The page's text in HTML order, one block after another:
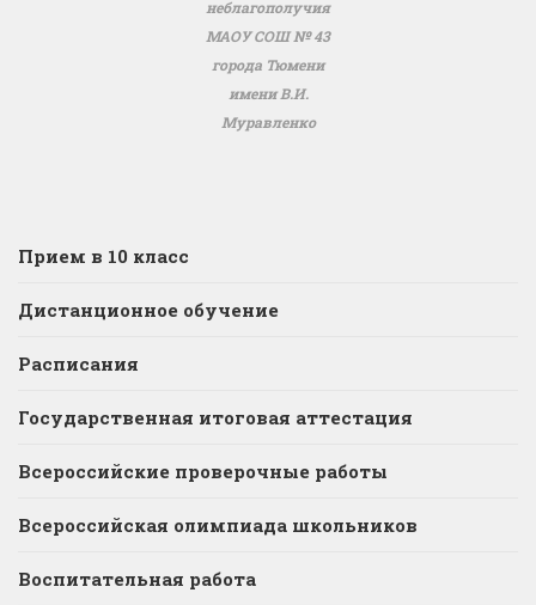
неблагополучия
МАОУ СОШ № 43
города Тюмени
имени В.И.
Муравленко
Прием в 10 класс
Дистанционное обучение
Расписания
Государственная итоговая аттестация
Всероссийские проверочные работы
Всероссийская олимпиада школьников
Воспитательная работа